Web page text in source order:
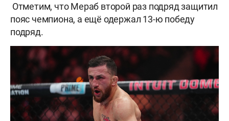
Отметим, что Мераб второй раз подряд защитил
пояс чемпиона, а ещё одержал 13-ю победу
подряд.